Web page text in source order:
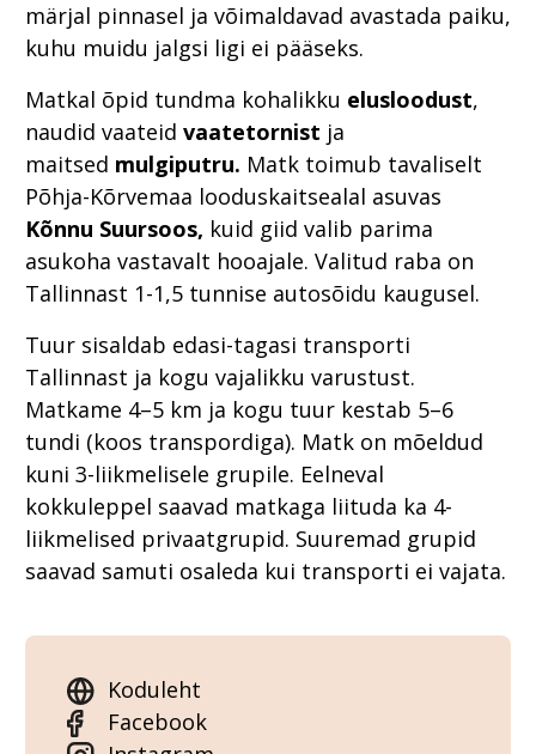
märjal pinnasel ja võimaldavad avastada paiku,
kuhu muidu jalgsi ligi ei pääseks.
Matkal õpid tundma kohalikku elusloodust,
naudid vaateid vaatetornist ja
maitsed mulgiputru. Matk toimub tavaliselt
Põhja-Kõrvemaa looduskaitsealal asuvas
Kõnnu Suursoos, kuid giid valib parima
asukoha vastavalt hooajale. Valitud raba on
Tallinnast 1-1,5 tunnise autosõidu kaugusel.
Tuur sisaldab edasi-tagasi transporti
Tallinnast ja kogu vajalikku varustust.
Matkame 4–5 km ja kogu tuur kestab 5–6
tundi (koos transpordiga). Matk on mõeldud
kuni 3-liikmelisele grupile. Eelneval
kokkuleppel saavad matkaga liituda ka 4-
liikmelised privaatgrupid. Suuremad grupid
saavad samuti osaleda kui transporti ei vajata.
Koduleht
Facebook